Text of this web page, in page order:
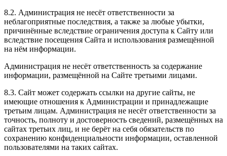
8.2. Администрация не несёт ответственности за
неблагоприятные последствия, а также за любые убытки,
причинённые вследствие ограничения доступа к Сайту или
вследствие посещения Сайта и использования размещённой
на нём информации.
Администрация не несёт ответственность за содержание
информации, размещённой на Сайте третьими лицами.
8.3. Сайт может содержать ссылки на другие сайты, не
имеющие отношения к Администрации и принадлежащие
третьим лицам. Администрация не несёт ответственности за
точность, полноту и достоверность сведений, размещённых на
сайтах третьих лиц, и не берёт на себя обязательств по
сохранению конфиденциальности информации, оставленной
пользователями на таких сайтах.